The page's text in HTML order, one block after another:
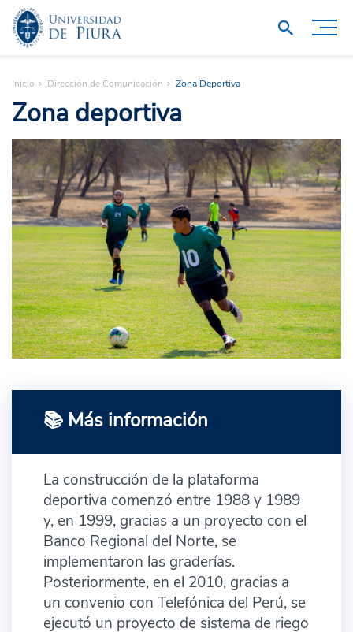
Inicio Dirección de Comunicación Zona Deportiva
Zona deportiva
📚 Más información
La construcción de la plataforma
deportiva comenzó entre 1988 y 1989
y, en 1999, gracias a un proyecto con el
Banco Regional del Norte, se
implementaron las graderías.
Posteriormente, en el 2010, gracias a
un convenio con Telefónica del Perú, se
ejecutó un proyecto de sistema de riego